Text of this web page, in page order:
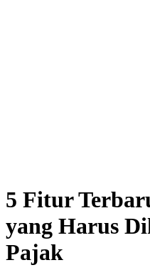
5 Fitur
yang Harus
Pajak